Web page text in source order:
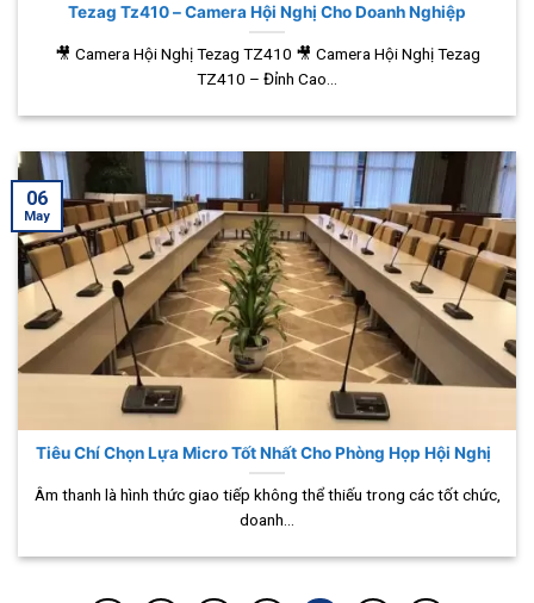
Tezag Tz410 – Camera Hội Nghị Cho Doanh Nghiệp
🎥 Camera Hội Nghị Tezag TZ410 🎥 Camera Hội Nghị Tezag
TZ410 – Đỉnh Cao...
Tiêu Chí Chọn Lựa Micro Tốt Nhất Cho Phòng Họp Hội Nghị
Âm thanh là hình thức giao tiếp không thể thiếu trong các tốt chức,
doanh...
06
May